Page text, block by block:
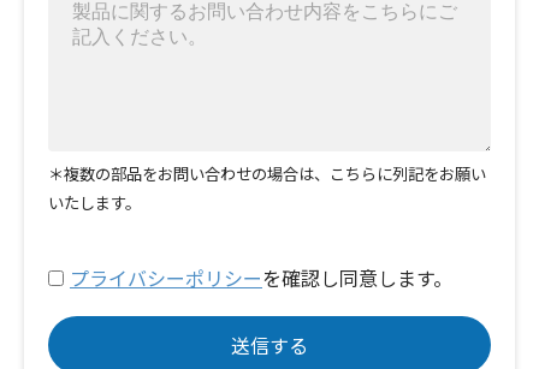
＊複数の部品をお問い合わせの場合は、こちらに列記をお願い
いたします。
プライバシーポリシーを確認し同意します。